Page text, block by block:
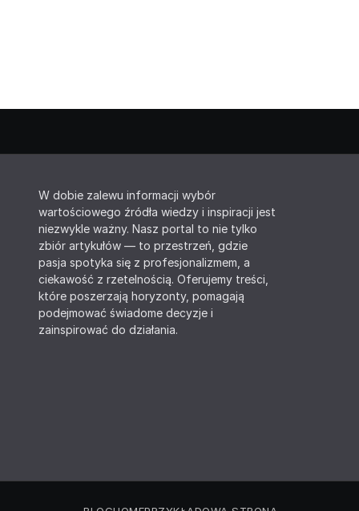
W dobie zalewu informacji wybór
wartościowego źródła wiedzy i inspiracji jest
niezwykle ważny. Nasz portal to nie tylko
zbiór artykułów — to przestrzeń, gdzie
pasja spotyka się z profesjonalizmem, a
ciekawość z rzetelnością. Oferujemy treści,
które poszerzają horyzonty, pomagają
podejmować świadome decyzje i
zainspirować do działania.